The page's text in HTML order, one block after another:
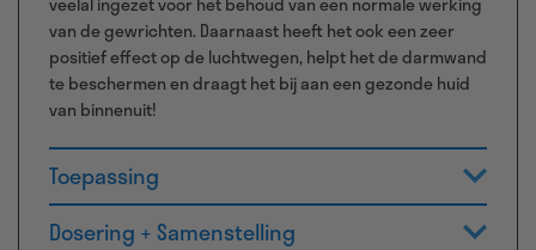
van de gewrichten. Daarnaast heeft het ook een zeer
positief effect op de luchtwegen, helpt het de darmwand
te beschermen en draagt het bij aan een gezonde huid
van binnenuit!
Toepassing
Dosering + Samenstelling